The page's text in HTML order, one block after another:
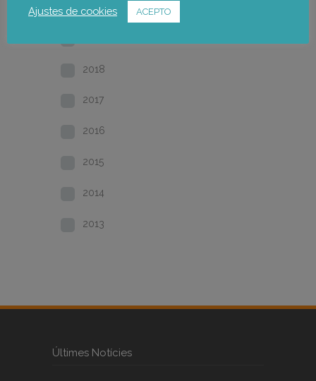
2020
2018
2017
2016
2015
2014
2013
Últimes Notícies
Ajustes de cookies ACEPTO